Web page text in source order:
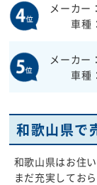
メーカー：
車種：
メーカー：
車種：
和歌山県で
和歌山県はお住
まだ充実してお